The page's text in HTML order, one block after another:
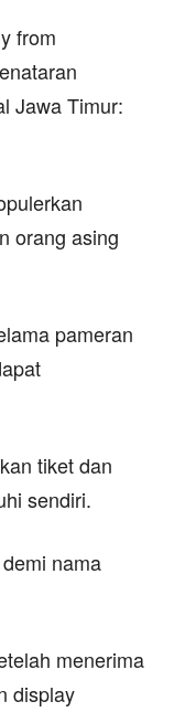
from
Jawa Timur:
orang asing
pameran
tiket dan
sendiri.
nama
menerima
display